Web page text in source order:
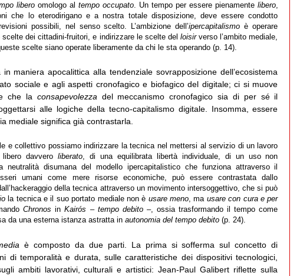
liberoomologo al tempo occupato. Un tempo per essere pienamente libero,
che lo eterodirigano e a nostra totale disposizione, deve essere condotto
possibili, nel senso scelto. L’ambizione dell’ipercapitalismo è operare
scelte dei cittadini-fruitori, e indirizzare le scelte delloisirverso l’ambito mediale,
scelte siano operate liberamente da chi le sta operando (p. 14).
maniera apocalittica alla tendenziale sovrapposizione dell’ecosistema
sociale e agli aspetti cronofagico e biofagico del digitale; ci si muove
che la consapevolezza del meccanismo cronofagico sia di per sé il
alle logiche della tecno-capitalismo digitale. Insomma, essere
mediale significa già contrastarla.
e collettivo possiamo indirizzare la tecnica nel mettersi al servizio di un lavoro
libero davveroliberato, di una equilibrata libertà individuale, di un uso non
neutralità disumana del modello ipercapitalistico che funziona attraverso il
umani come mere risorse economiche, può essere contrastata dallo
della tecnica attraverso un movimento intersoggettivo, che si può
la tecnica e il suo portato mediale non è usare meno, ma usare con cura e per
Chronos inKairós – tempo debito–, ossia trasformando il tempo come
da una esterna istanza astratta in autonomia del tempo debito(p. 24).
è composto da due parti. La prima si sofferma sul concetto di
di temporalità e durata, sulle caratteristiche dei dispositivi tecnologici,
ambiti lavorativi, culturali e artistici: Jean-Paul Galibert riflette sulla